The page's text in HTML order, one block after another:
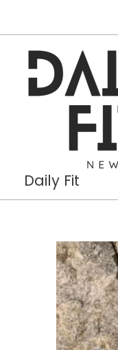
Daily Fit